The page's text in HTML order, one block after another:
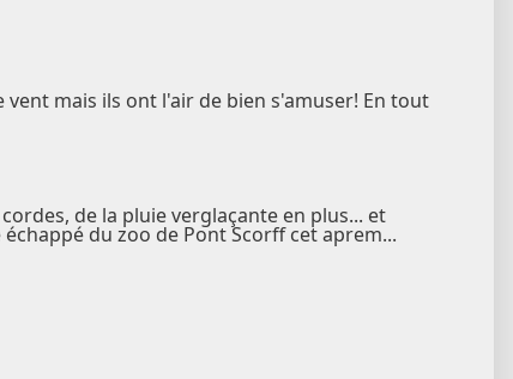
vent mais ils ont l'air de bien s'amuser! En tout
de la pluie verglaçante en plus... et
du zoo de Pont Scorff cet aprem...